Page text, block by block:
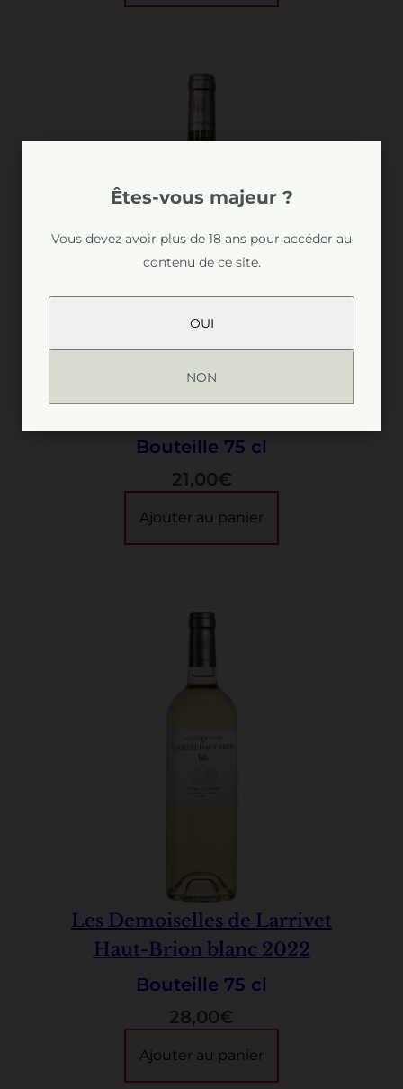
Le Cadet de Larrivet Haut-
Bouteille 75 cl
21,00€
Ajouter au panier
Les Demoiselles de Larrivet
Haut-Brion blanc 2022
Bouteille 75 cl
28,00€
Ajouter au panier
Êtes-vous majeur ?
Vous devez avoir plus de 18 ans pour accéder au
contenu de ce site.
OUI
NON